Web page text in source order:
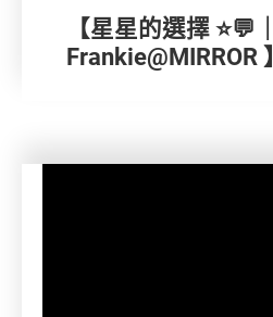
【星星的選擇 ⭐💬｜
Frankie@MIRROR 】